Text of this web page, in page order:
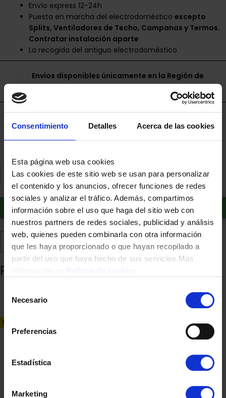
Consentimiento Detalles Acerca de las cookies
Esta página web usa cookies
Las cookies de este sitio web se usan para personalizar
el contenido y los anuncios, ofrecer funciones de redes
sociales y analizar el tráfico. Además, compartimos
información sobre el uso que haga del sitio web con
nuestros partners de redes sociales, publicidad y análisis
web, quienes pueden combinarla con otra información
que les haya proporcionado o que hayan recopilado a
partir del uso que haya hecho de sus servicios.Mas
Necesario
Preferencias
Estadística
Marketing
Envío express 12-24h
Puesta en marcha del electrodomésticoexcepto
Splits, Ventiladores de Techo, Campanas y Termos.
Contratar instalación aparte
La recogida del antiguo electrodoméstico
Envíos disponibles únicamente en la Región de
Murcia.
Añadir al carrito
Añadir a favoritos
Productos relacionados
NUEVO
CAFETERA EXPRESS UFESA SENSAZIONE CMAB200.100 20BAR